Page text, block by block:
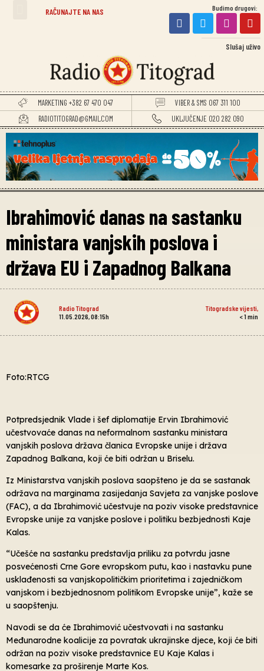
RAČUNAJTE NA NAS Budimo drugovi:
Slušaj uživo
MARKETING +382 67 470 047
VIBER & SMS 067 311 100
RADIOTITOGRAD@GMAIL.COM
UKLJUČENJE 020 282 090
Ibrahimović danas na sastanku
ministara vanjskih poslova i
država EU i Zapadnog Balkana
Radio Titograd Titogradske vijesti
11.05.2026, 08:15h
< 1 min
Foto:RTCG
Potpredsjednik Vlade i šef diplomatije Ervin Ibrahimović
učestvovaće danas na neformalnom sastanku ministara
vanjskih poslova država članica Evropske unije i država
Zapadnog Balkana, koji će biti održan u Briselu.
Iz Ministarstva vanjskih poslova saopšteno je da se sastanak
održava na marginama zasijedanja Savjeta za vanjske poslove
(FAC), a da Ibrahimović učestvuje na poziv visoke predstavnice
Evropske unije za vanjske poslove i politiku bezbjednosti Kaje
Kalas.
“Učešće na sastanku predstavlja priliku za potvrdu jasne
posvećenosti Crne Gore evropskom putu, kao i nastavku pune
usklađenosti sa vanjskopolitičkim prioritetima i zajedničkom
vanjskom i bezbjednosnom politikom Evropske unije”, kaže se
u saopštenju.
Navodi se da će Ibrahimović učestvovati i na sastanku
Međunarodne koalicije za povratak ukrajinske djece, koji će biti
održan na poziv visoke predstavnice EU Kaje Kalas i
komesarke za proširenje Marte Kos.